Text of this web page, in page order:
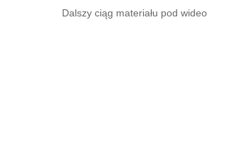
Dalszy ciąg materiału pod wideo